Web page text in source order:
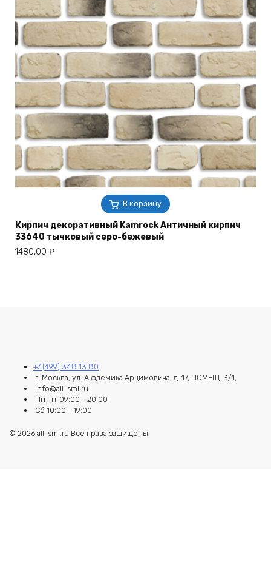
В корзину
Кирпич декоративный Kamrock Античный кирпич
33640 тычковый серо-бежевый
1480,00 ₽
+7 (499) 348 13 80
г. Москва, ул. Академика Арцимовича, д. 17, ПОМЕЩ. 3/1,
info@all-sml.ru
Пн-пт 09:00 - 20:00
Сб 10:00 - 19:00
© 2026 all-sml.ru Все права защищены.